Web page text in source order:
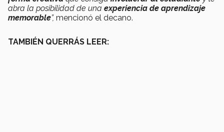
abra la posibilidad de una experiencia de aprendizaje
memorable”, mencionó el decano.
TAMBIÉN QUERRÁS LEER: